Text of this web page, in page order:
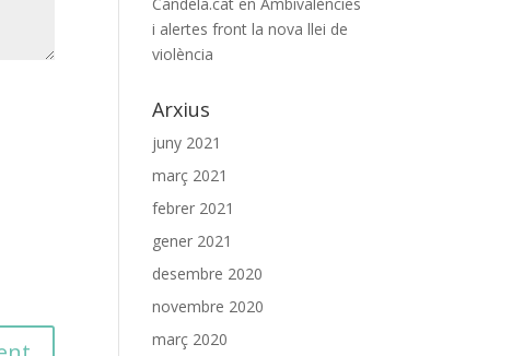
i alertes front la nova llei de
violència
Arxius
juny 2021
març 2021
febrer 2021
gener 2021
desembre 2020
novembre 2020
març 2020